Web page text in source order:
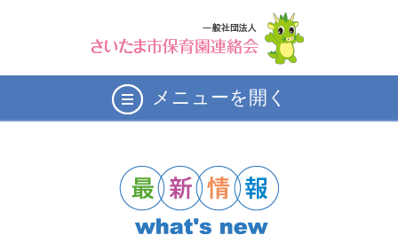
メニューを開く